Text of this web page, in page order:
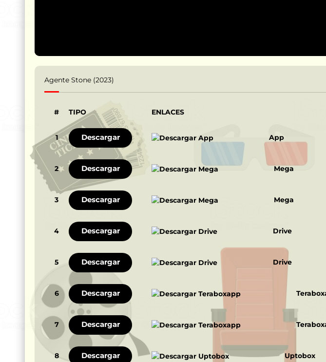
Agente Stone (2023)
# TIPO ENLACES
1 Descargar App
2 Descargar Mega
3 Descargar Mega
4 Descargar Drive
5 Descargar Drive
6 Descargar
7 Descargar
8 Descargar Uptobox